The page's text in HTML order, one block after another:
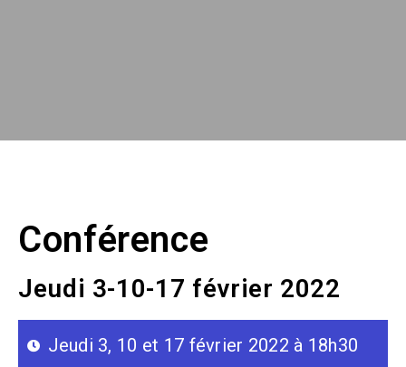
Conférence
Jeudi 3-10-17 février 2022
Jeudi 3, 10 et 17 février 2022 à 18h30